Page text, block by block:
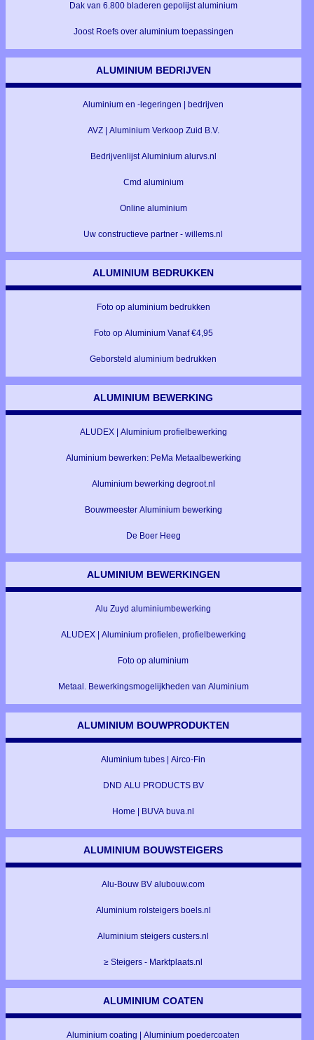
Dak van 6.800 bladeren gepolijst aluminium
Joost Roefs over aluminium toepassingen
ALUMINIUM BEDRIJVEN
Aluminium en -legeringen | bedrijven
AVZ | Aluminium Verkoop Zuid B.V.
Bedrijvenlijst Aluminium alurvs.nl
Cmd aluminium
Online aluminium
Uw constructieve partner - willems.nl
ALUMINIUM BEDRUKKEN
Foto op aluminium bedrukken
Foto op Aluminium Vanaf €4,95
Geborsteld aluminium bedrukken
ALUMINIUM BEWERKING
ALUDEX | Aluminium profielbewerking
Aluminium bewerken: PeMa Metaalbewerking
Aluminium bewerking degroot.nl
Bouwmeester Aluminium bewerking
De Boer Heeg
ALUMINIUM BEWERKINGEN
Alu Zuyd aluminiumbewerking
ALUDEX | Aluminium profielen, profielbewerking
Foto op aluminium
Metaal. Bewerkingsmogelijkheden van Aluminium
ALUMINIUM BOUWPRODUKTEN
Aluminium tubes | Airco-Fin
DND ALU PRODUCTS BV
Home | BUVA buva.nl
ALUMINIUM BOUWSTEIGERS
Alu-Bouw BV alubouw.com
Aluminium rolsteigers boels.nl
Aluminium steigers custers.nl
≥ Steigers - Marktplaats.nl
ALUMINIUM COATEN
Aluminium coating | Aluminium poedercoaten